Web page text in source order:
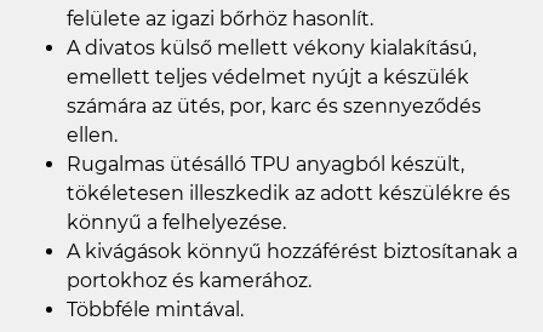
felülete az igazi bőrhöz hasonlít.
A divatos külső mellett vékony kialakítású,
emellett teljes védelmet nyújt a készülék
számára az ütés, por, karc és szennyeződés
ellen.
Rugalmas ütésálló TPU anyagból készült,
tökéletesen illeszkedik az adott készülékre és
könnyű a felhelyezése.
A kivágások könnyű hozzáférést biztosítanak a
portokhoz és kamerához.
Többféle mintával.